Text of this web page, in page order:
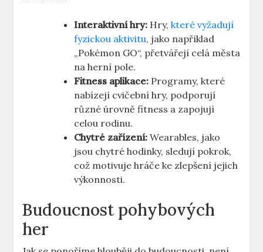
Interaktivní hry: Hry,které vyžadují
fyzickou aktivitu, jako například
„Pokémon GO“, přetvářejí celá města
na herní pole.
Fitness aplikace: Programy, které
nabízejí cvičební hry, podporují
různé úrovně fitness a zapojují
celou rodinu.
Chytré zařízení: Wearables, jako
jsou chytré hodinky, sledují pokrok,
což motivuje hráče ke zlepšení jejich
výkonnosti.
Budoucnost pohybových
her